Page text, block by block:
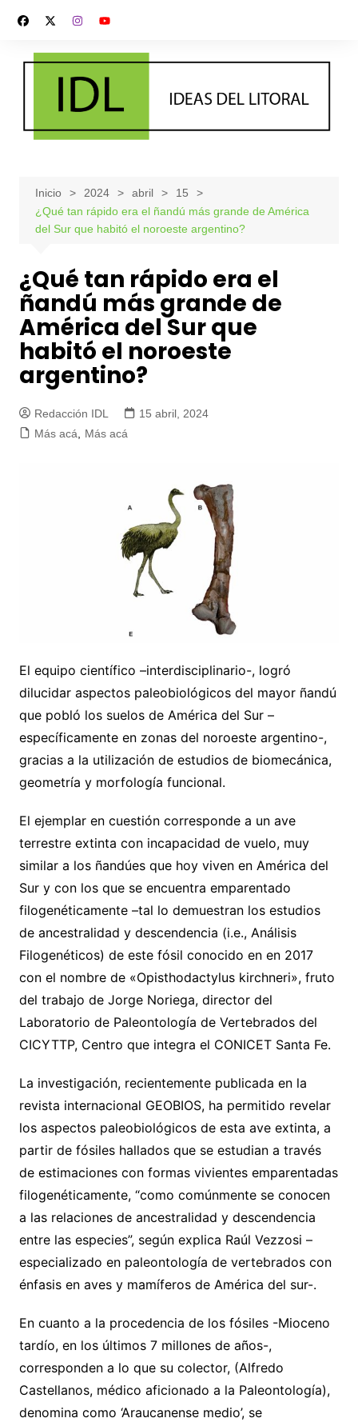
contenido
Inicio 2024 abril
15
¿Qué tan rápido era el ñandú más grande de América
del Sur que habitó el noroeste argentino?
¿Qué tan rápido era el
ñandú más grande de
América del Sur que
habitó el noroeste
argentino?
Redacción IDL
15 abril, 2024
Más acá, Más acá
El equipo científico –interdisciplinario-, logró
dilucidar aspectos paleobiológicos del mayor ñandú
que pobló los suelos de América del Sur –
específicamente en zonas del noroeste argentino-,
gracias a la utilización de estudios de biomecánica,
geometría y morfología funcional.
El ejemplar en cuestión corresponde a un ave
terrestre extinta con incapacidad de vuelo, muy
similar a los ñandúes que hoy viven en América del
Sur y con los que se encuentra emparentado
filogenéticamente –tal lo demuestran los estudios
de ancestralidad y descendencia (i.e., Análisis
Filogenéticos) de este fósil conocido en en 2017
con el nombre de «Opisthodactylus kirchneri», fruto
del trabajo de Jorge Noriega, director del
Laboratorio de Paleontología de Vertebrados del
CICYTTP, Centro que integra el CONICET Santa Fe.
La investigación, recientemente publicada en la
revista internacional GEOBIOS, ha permitido revelar
los aspectos paleobiológicos de esta ave extinta, a
partir de fósiles hallados que se estudian a través
de estimaciones con formas vivientes emparentadas
filogenéticamente, “como comúnmente se conocen
a las relaciones de ancestralidad y descendencia
entre las especies”, según explica Raúl Vezzosi –
especializado en paleontología de vertebrados con
énfasis en aves y mamíferos de América del sur-.
En cuanto a la procedencia de los fósiles -Mioceno
tardío, en los últimos 7 millones de años-,
corresponden a lo que su colector, (Alfredo
Castellanos, médico aficionado a la Paleontología),
denomina como ‘Araucanense medio’, se